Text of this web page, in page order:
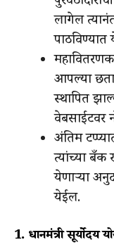
लागेल
आपल्या
स्थापित
वेबसाईटवर
अंतिम
त्यांच्या बँक
येणाऱ्या
येईल.
1. प्रधानमंत्री